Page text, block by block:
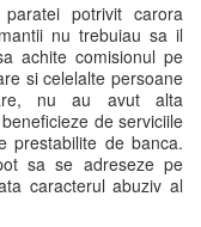
potrivit carora
nu trebuiau sa il
achite comisionul pe
si celelalte persoane
nu au avut alta
de serviciile
prestabilite de banca.
sa se adreseze pe
caracterul abuziv al